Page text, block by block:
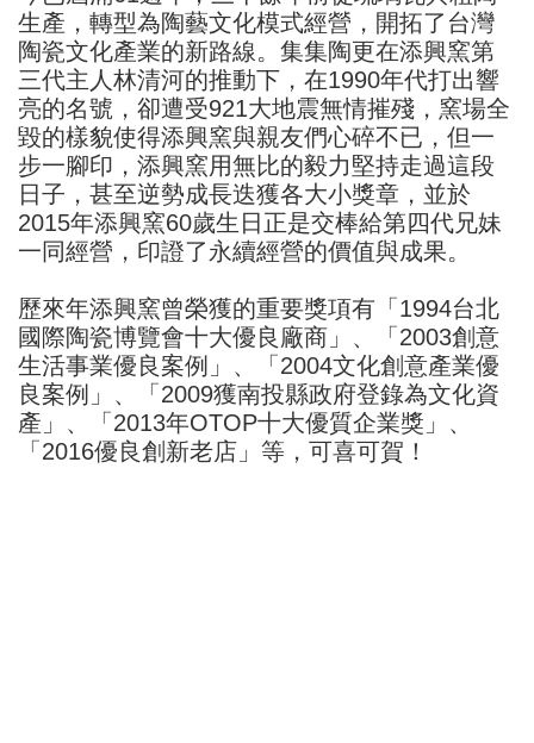
生產，轉型為陶藝文化模式經營，開拓了台灣
陶瓷文化產業的新路線。集集陶更在添興窯第
三代主人林清河的推動下，在1990年代打出響
亮的名號，卻遭受921大地震無情摧殘，窯場全
毀的樣貌使得添興窯與親友們心碎不已，但一
步一腳印，添興窯用無比的毅力堅持走過這段
日子，甚至逆勢成長迭獲各大小獎章，並於
2015年添興窯60歲生日正是交棒給第四代兄妹
一同經營，印證了永續經營的價值與成果。
歷來年添興窯曾榮獲的重要獎項有「1994台北
國際陶瓷博覽會十大優良廠商」、「2003創意
生活事業優良案例」、「2004文化創意產業優
良案例」、「2009獲南投縣政府登錄為文化資
產」、「2013年OTOP十大優質企業獎」、
「2016優良創新老店」等，可喜可賀！